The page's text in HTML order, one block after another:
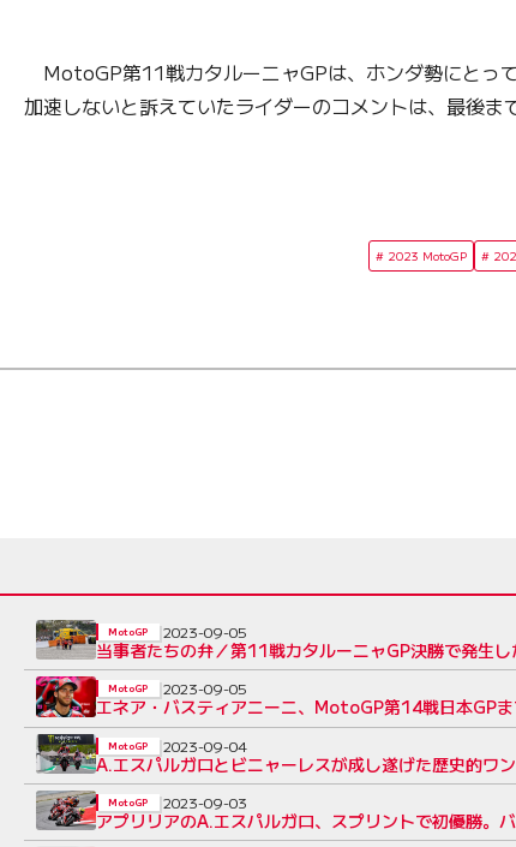
MotoGP第11戦カタルーニャGPは、ホンダ勢にとっ
加速しないと訴えていたライダーのコメントは、最後ま
2023 MotoGP
当事者たちの弁／第11戦カタルーニャGP決勝で発生
MotoGP 2023-09-05
エネア・バスティアニーニ、MotoGP第14戦日本GP
MotoGP 2023-09-05
A.エスパルガロとビニャーレスが成し遂げた歴史的ワ
MotoGP 2023-09-04
アプリリアのA.エスパルガロ、スプリントで初優勝。
MotoGP 2023-09-03